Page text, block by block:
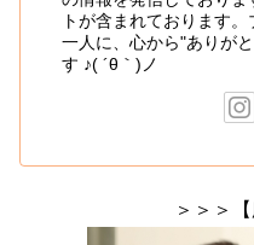
トが含まれております
一人に、心から"ありが
す ♪( ´θ｀)ノ
＞＞＞